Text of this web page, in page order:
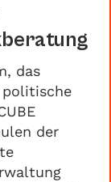
das
politische
der